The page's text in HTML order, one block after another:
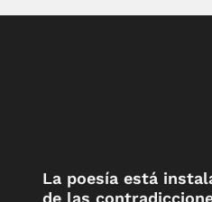
La poesía está
de las